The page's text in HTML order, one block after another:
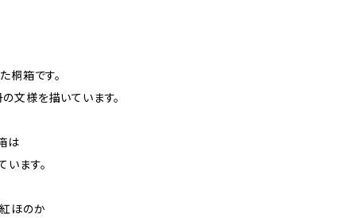
桐箱です。
文様を描いています。
は
ます。
ほのか